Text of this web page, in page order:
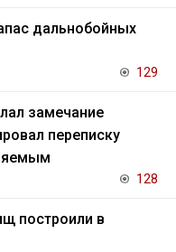
дальнобойных
129
замечание
переписку
128
построили в